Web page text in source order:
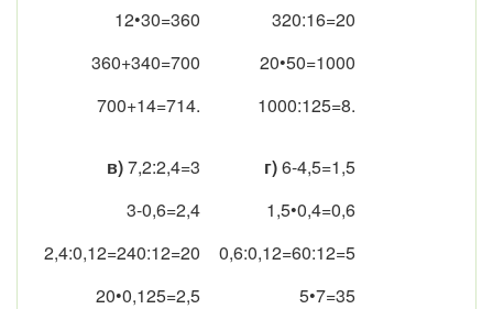
12•30=360
360+340=700
700+14=714.
320:16=20
20•50=1000
1000:125=8.
в)7,2:2,4=3
3-0,6=2,4
2,4:0,12=240:12=20
20•0,125=2,5
г)6-4,5=1,5
1,5•0,4=0,6
0,6:0,12=60:12=5
5•7=35